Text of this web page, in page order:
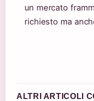
un mercato
richiesto ma
ALTRI ARTICOLI